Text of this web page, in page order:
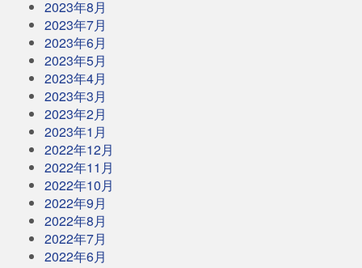
2023年8月
2023年7月
2023年6月
2023年5月
2023年4月
2023年3月
2023年2月
2023年1月
2022年12月
2022年11月
2022年10月
2022年9月
2022年8月
2022年7月
2022年6月